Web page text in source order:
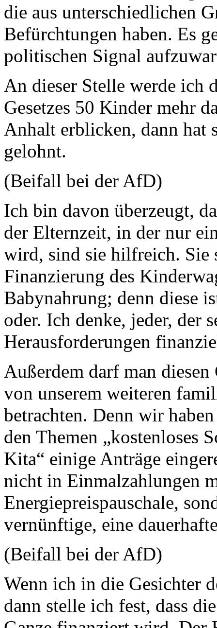
die aus unterschiedlichen
Befürchtungen haben. Es
politischen Signal
An dieser Stelle werde ich
Gesetzes 50 Kinder mehr
Anhalt erblicken, dann hat
gelohnt.
(Beifall bei der AfD)
Ich bin davon überzeugt,
der Elternzeit, in der nur
wird, sind sie hilfreich. Sie
Finanzierung des
Babynahrung; denn diese
oder. Ich denke, jeder, der
Herausforderungen
Außerdem darf man
von unserem weiteren
betrachten. Denn wir
den Themen „kostenloses
Kita“ einige Anträge
nicht in Einmalzahlungen
Energiepreispauschale,
vernünftige, eine
(Beifall bei der AfD)
Wenn ich in die Gesichter
dann stelle ich fest, dass